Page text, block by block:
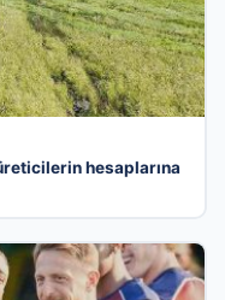
hesaplarına